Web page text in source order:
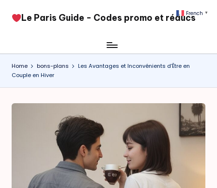
Skip
​Le Paris Guide - Codes promo et réducs
Home bons-plans
Les Avantages et Inconvénients d’Être en
Couple en Hiver
French ▼